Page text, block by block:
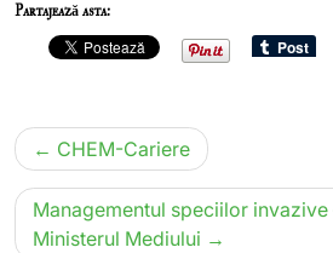
Partajează asta:
Navigare
în
articole
CHEM-Cariere
Managementul speciilor
Ministerul Mediului